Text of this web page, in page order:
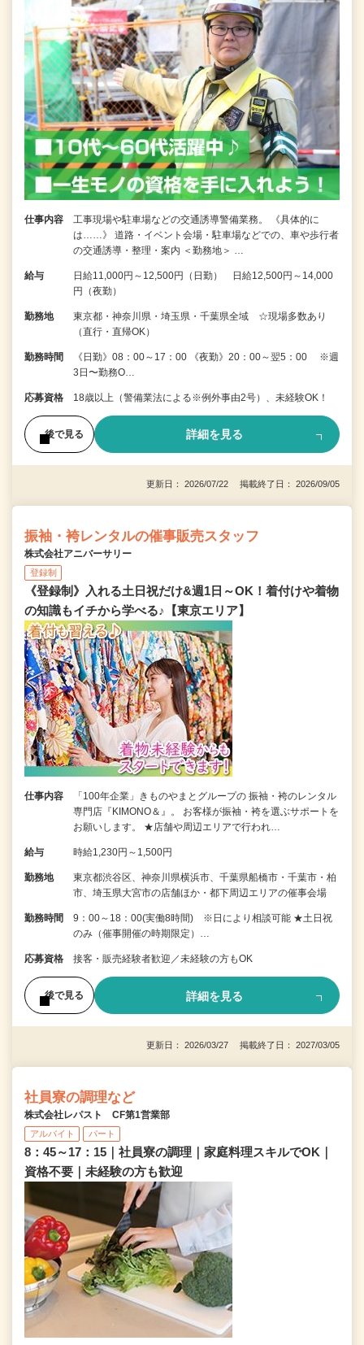
仕事内容
工事現場や駐車場などの交通誘導警備業務。 《具体的に
は……》 道路・イベント会場・駐車場などでの、車や歩行者
の交通誘導・整理・案内 ＜勤務地＞ …
給与
日給11,000円～12,500円（日勤） 日給12,500円～14,000
円（夜勤）
勤務地
東京都・神奈川県・埼玉県・千葉県全域 ☆現場多数あり
（直行・直帰OK）
勤務時間
《日勤》08：00～17：00 《夜勤》20：00～翌5：00 ※週
3日〜勤務O…
応募資格 18歳以上（警備業法による※例外事由2号）、未経験OK！
後で見る 詳細を見る
更新日： 2026/07/22 掲載終了日： 2026/09/05
振袖・袴レンタルの催事販売スタッフ
株式会社アニバーサリー
登録制
《登録制》入れる土日祝だけ&週1日～OK！着付けや着物
の知識もイチから学べる♪【東京エリア】
仕事内容
「100年企業」きものやまとグループの 振袖・袴のレンタル
専門店『KIMONO＆』。 お客様が振袖・袴を選ぶサポートを
お願いします。 ★店舗や周辺エリアで行われ…
給与 時給1,230円～1,500円
勤務地
東京都渋谷区、神奈川県横浜市、千葉県船橋市・千葉市・柏
市、埼玉県大宮市の店舗ほか・都下周辺エリアの催事会場
勤務時間
9：00～18：00(実働8時間) ※日により相談可能 ★土日祝
のみ（催事開催の時期限定）…
応募資格 接客・販売経験者歓迎／未経験の方もOK
後で見る 詳細を見る
更新日： 2026/03/27 掲載終了日： 2027/03/05
社員寮の調理など
株式会社レパスト CF第1営業部
アルバイト パート
8：45～17：15｜社員寮の調理｜家庭料理スキルでOK｜
資格不要｜未経験の方も歓迎